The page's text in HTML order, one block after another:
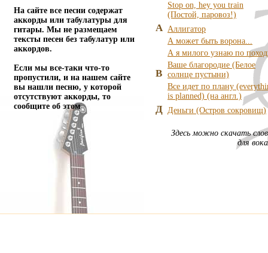
На сайте все песни содержат
аккорды или табулатуры для
гитары. Мы не размещаем
тексты песен без табулатур или
аккордов.
Если мы все-таки что-то
пропустили, и на нашем сайте
вы нашли песню, у которой
отсутствуют аккорды, то
сообщите об этом
Stop on, hey you train
(Постой, паровоз!)
А Аллигатор
А может быть ворона...
А я милого узнаю по
В
Ваше благородие (Белое
солнце пустыни)
Все идет по плану
is planned) (на англ.)
Д Деньги (Остров сокровищ)
Здесь можно скачать
для